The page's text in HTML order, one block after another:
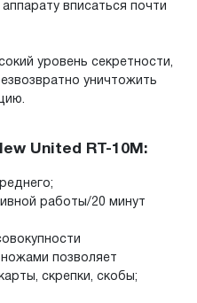
вписаться почти
уровень секретности,
уничтожить
United RT-10M:
работы/20 минут
позволяет
скрепки, скобы;